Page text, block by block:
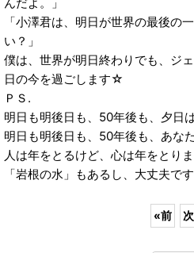
「小澤君は、明日が世界の最後の
い？」
僕は、世界が明日終わりでも、ジ
日の今を過ごします☆
ＰＳ.
明日も明後日も、50年後も、夕日
明日も明後日も、50年後も、あな
人は年をとるけど、心は年をとりま
「岩根の水」もあるし、大丈夫で
«前 次